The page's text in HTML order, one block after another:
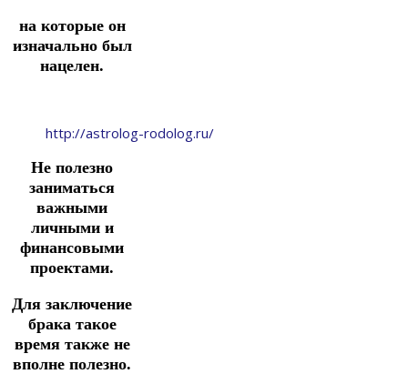
на которые он
изначально был
нацелен.
http://astrolog-rodolog.ru/
Не полезно
заниматься
важными
личными и
финансовыми
проектами.
Для заключение
брака такое
время также не
вполне полезно.